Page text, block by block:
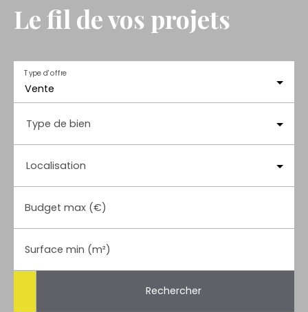
Le fil de vos projets
Vente
Type d'offre
Type de bien
Localisation
Budget max (€)
Surface min (m²)
Rechercher